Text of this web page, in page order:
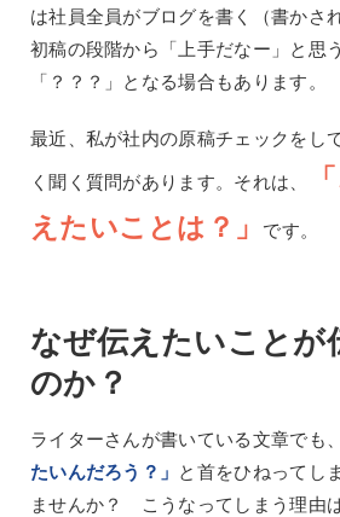
は社員全員がブログを書く（書かさ
初稿の段階から「上手だなー」と思
「？？？」となる場合もあります。
最近、私が社内の原稿チェックをし
く聞く質問があります。それは、
えたいことは？」
です。
なぜ伝えたいことが
のか？
ライターさんが書いている文章でも、
たいんだろう？」 と首をひねってし
ませんか？ こうなってしまう理由